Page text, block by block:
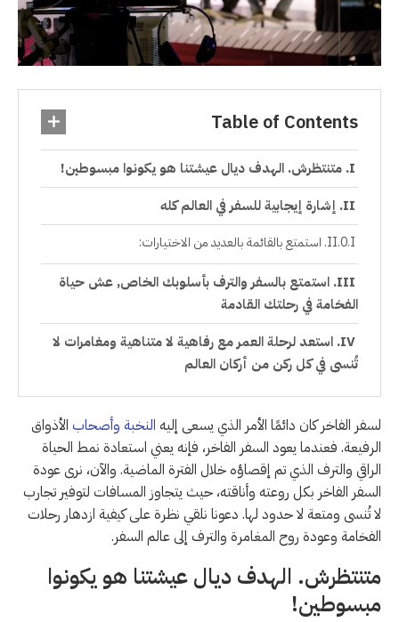
Table of Contents
متنتظرش. الهدف ديال عيشتنا هو يكونوا مبسوطين!
إشارة إيجابية للسفر في العالم كله
استمتع بالقائمة بالعديد من الاختيارات:
استمتع بالسفر والترف بأسلوبك الخاص, عش حياة
الفخامة في رحلتك القادمة
استعد لرحلة العمر مع رفاهية لا متناهية ومغامرات لا
تُنسى في كل ركن من أركان العالم
لسفر الفاخر كان دائمًا الأمر الذي يسعى إليه النخبة وأصحاب الأذواق
الرفيعة. فعندما يعود السفر الفاخر، فإنه يعني استعادة نمط الحياة
الراقي والترف الذي تم إقصاؤه خلال الفترة الماضية. والآن، نرى عودة
السفر الفاخر بكل روعته وأناقته، حيث يتجاوز المسافات لتوفير تجارب
لا تُنسى ومتعة لا حدود لها. دعونا نلقي نظرة على كيفية ازدهار رحلات
الفخامة وعودة روح المغامرة والترف إلى عالم السفر.
متنتظرش. الهدف ديال عيشتنا هو يكونوا
مبسوطين!